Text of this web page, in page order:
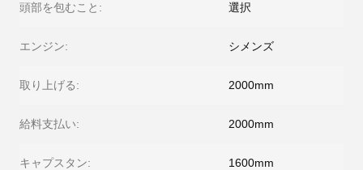
頭部を包むこと: 選択
エンジン: シメンズ
取り上げる: 2000mm
給料支払い: 2000mm
キャプスタン: 1600mm